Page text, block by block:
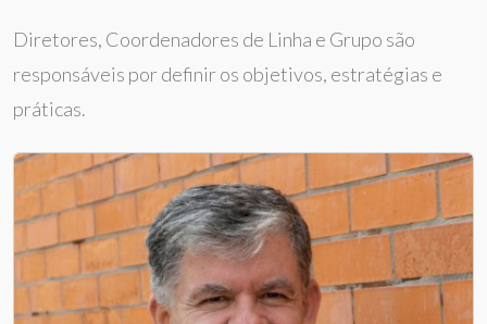
Diretores, Coordenadores de Linha e Grupo são
responsáveis por definir os objetivos, estratégias e
práticas.